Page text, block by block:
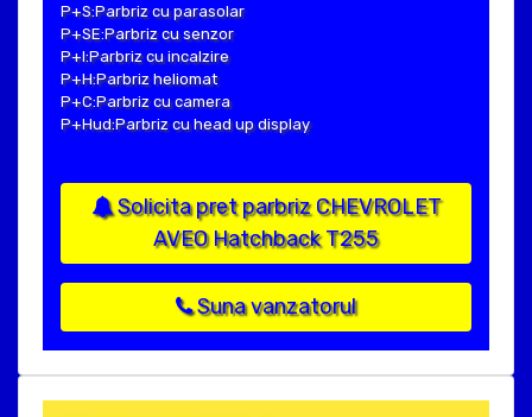
P+S:Parbriz cu parasolar
P+SE:Parbriz cu senzor
P+I:Parbriz cu incalzire
P+H:Parbriz heliomat
P+C:Parbriz cu camera
P+Hud:Parbriz cu head up display
Solicita pret parbriz CHEVROLET
AVEO Hatchback T255
Suna vanzatorul